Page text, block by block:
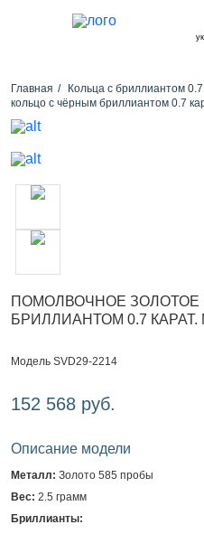
Главная Кольца с бриллиантом
кольцо с чёрным бриллиантом 0.7
ПОМОЛВОЧНОЕ
БРИЛЛИАНТОМ 0.7 КАРАТ.
Модель SVD29-2214
152 568 руб.
Описание модели
Металл: Золото 585 пробы
Вес: 2.5 грамм
Бриллианты: